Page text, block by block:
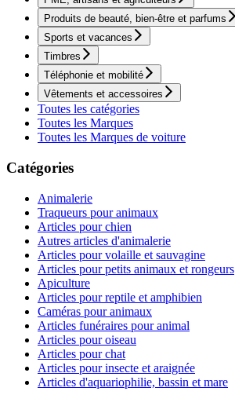
Produits de beauté, bien-être et parfums
Sports et vacances
Timbres
Téléphonie et mobilité
Vêtements et accessoires
Toutes les catégories
Toutes les Marques
Toutes les Marques de voiture
Catégories
Animalerie
Traqueurs pour animaux
Articles pour chien
Autres articles d'animalerie
Articles pour volaille et sauvagine
Articles pour petits animaux et rongeurs
Apiculture
Articles pour reptile et amphibien
Caméras pour animaux
Articles funéraires pour animal
Articles pour oiseau
Articles pour chat
Articles pour insecte et araignée
Articles d'aquariophilie, bassin et mare